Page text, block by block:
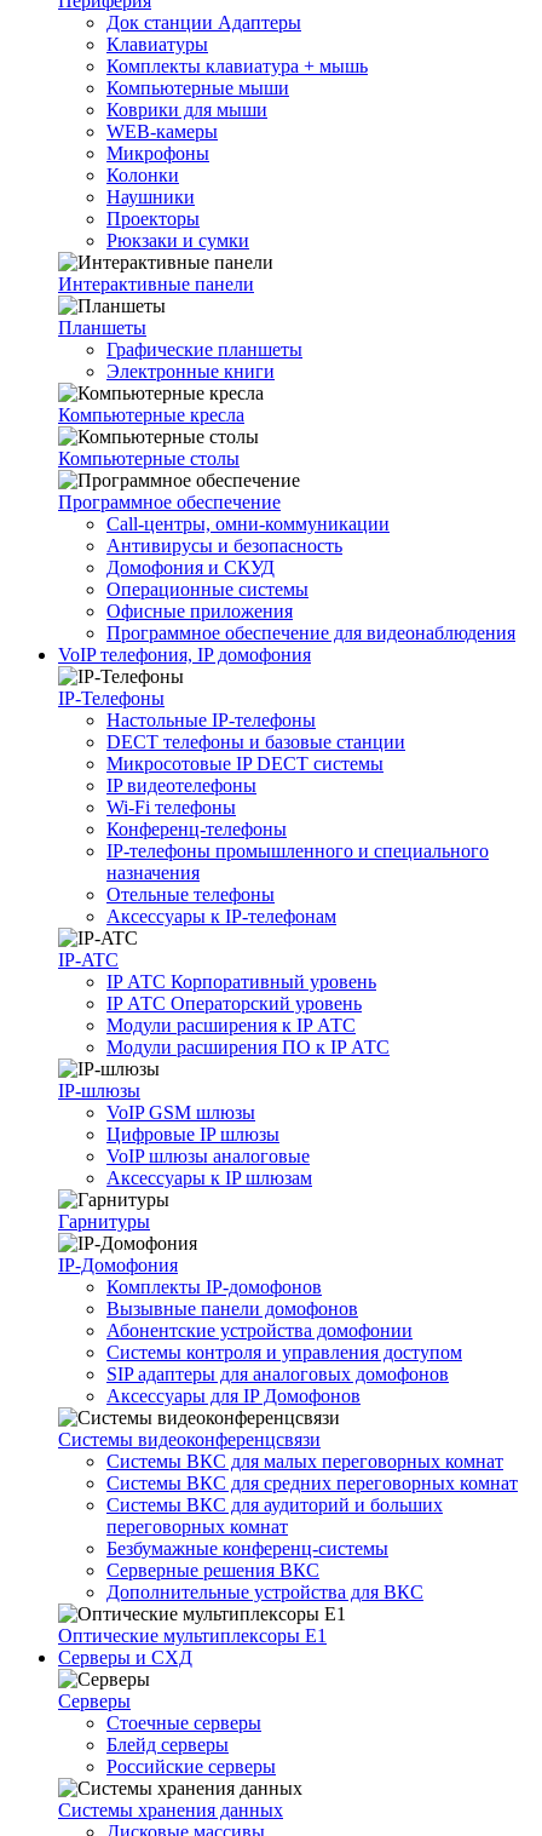
Док станции Адаптеры
Клавиатуры
Комплекты клавиатура + мышь
Компьютерные мыши
Коврики для мыши
WEB-камеры
Микрофоны
Колонки
Наушники
Проекторы
Рюкзаки и сумки
Интерактивные панели
Планшеты
Графические планшеты
Электронные книги
Компьютерные кресла
Компьютерные столы
Программное обеспечение
Call-центры, омни-коммуникации
Антивирусы и безопасность
Домофония и СКУД
Операционные системы
Офисные приложения
Программное обеспечение для видеонаблюдения
VoIP телефония, IP домофония
IP-Телефоны
Настольные IP-телефоны
DECT телефоны и базовые станции
Микросотовые IP DECT системы
IP видеотелефоны
Wi-Fi телефоны
Конференц-телефоны
IP-телефоны промышленного и специального
назначения
Отельные телефоны
Аксессуары к IP-телефонам
IP-ATC
IP АТС Корпоративный уровень
IP АТС Операторский уровень
Модули расширения к IP АТС
Модули расширения ПО к IP АТС
IP-шлюзы
VoIP GSM шлюзы
Цифровые IP шлюзы
VoIP шлюзы аналоговые
Аксессуары к IP шлюзам
Гарнитуры
IP-Домофония
Комплекты IP-домофонов
Вызывные панели домофонов
Абонентские устройства домофонии
Системы контроля и управления доступом
SIP адаптеры для аналоговых домофонов
Аксессуары для IP Домофонов
Системы видеоконференцсвязи
Системы ВКС для малых переговорных комнат
Системы ВКС для средних переговорных комнат
Системы ВКС для аудиторий и больших
переговорных комнат
Безбумажные конференц-системы
Серверные решения ВКС
Дополнительные устройства для ВКС
Оптические мультиплексоры Е1
Серверы и СХД
Серверы
Стоечные серверы
Блейд серверы
Российские серверы
Системы хранения данных
Дисковые массивы